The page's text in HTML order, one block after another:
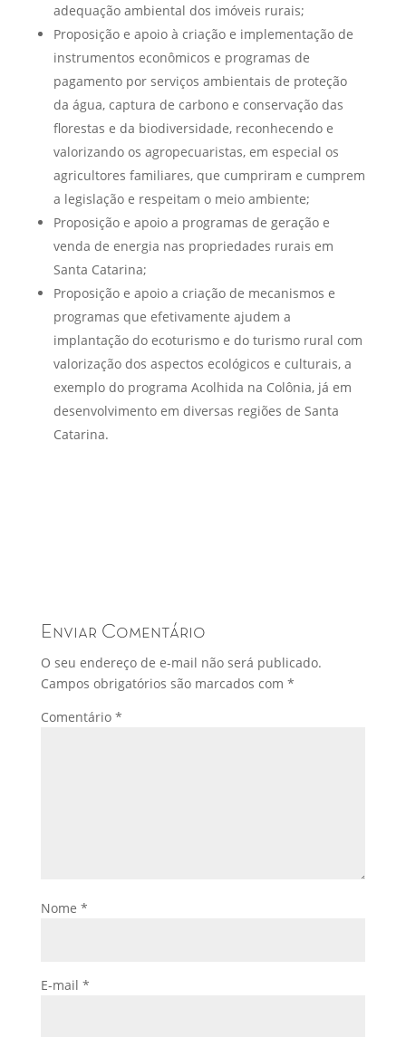
adequação ambiental dos imóveis rurais;
Proposição e apoio à criação e implementação de
instrumentos econômicos e programas de
pagamento por serviços ambientais de proteção
da água, captura de carbono e conservação das
florestas e da biodiversidade, reconhecendo e
valorizando os agropecuaristas, em especial os
agricultores familiares, que cumpriram e cumprem
a legislação e respeitam o meio ambiente;
Proposição e apoio a programas de geração e
venda de energia nas propriedades rurais em
Santa Catarina;
Proposição e apoio a criação de mecanismos e
programas que efetivamente ajudem a
implantação do ecoturismo e do turismo rural com
valorização dos aspectos ecológicos e culturais, a
exemplo do programa Acolhida na Colônia, já em
desenvolvimento em diversas regiões de Santa
Catarina.
Enviar Comentário
O seu endereço de e-mail não será publicado.
Campos obrigatórios são marcados com *
Comentário *
Nome *
E-mail *